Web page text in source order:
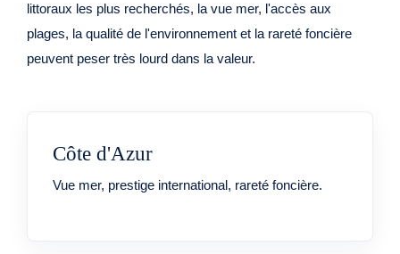
littoraux les plus recherchés, la vue mer, l'accès aux
plages, la qualité de l'environnement et la rareté foncière
peuvent peser très lourd dans la valeur.
Côte d'Azur
Vue mer, prestige international, rareté foncière.